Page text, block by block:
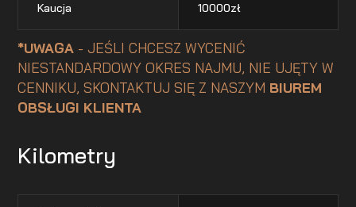
Kaucja 10000zł
*UWAGA - JEŚLI CHCESZ WYCENIĆ
NIESTANDARDOWY OKRES NAJMU, NIE UJĘTY W
CENNIKU, SKONTAKTUJ SIĘ Z NASZYM BIUREM
OBSŁUGI KLIENTA
Kilometry